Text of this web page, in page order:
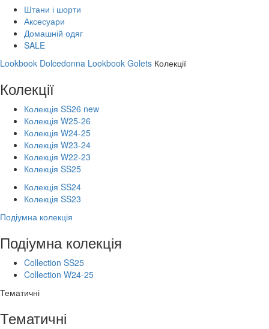
Штани і шорти
Аксесуари
Домашній одяг
SALE
Lookbook Dolcedonna Lookbook Golets Колекції
Колекції
Колекція SS26 new
Колекція W25-26
Колекція W24-25
Колекція W23-24
Колекція W22-23
Колекція SS25
Колекція SS24
Колекція SS23
Подіумна колекція
Подіумна колекція
Collection SS25
Collection W24-25
Тематичні
Тематичні